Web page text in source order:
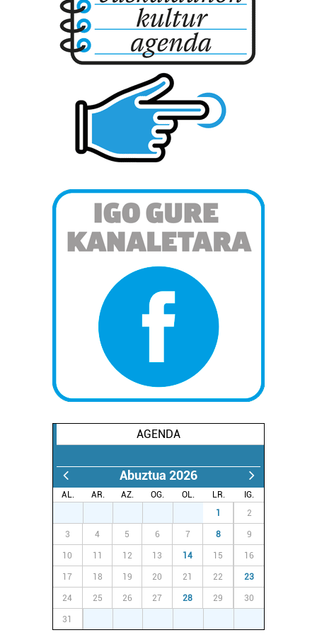
bazkideen zerrenda, beren ustez zein helburutarako
duten interes legitimoa eta horren aurka nola egin
dezakezun ikusteko.
Lortu zure datu pertsonalak prozesatzeko moduari
buruzko informazio gehiago eta ezarri zure lehentasunak
datuen atalean. Edozein unetan alda edo ken dezakezu
zure baimena Cookieen adierazpenean.
Webgune honek cookie propioak eta hirugarrenen cookie-
zerbitzuak hobetzeko asmoz, cookie teknologiaz
baliatzen gara. Ohar hau onartuz gero, teknologia hori
erabiltzeko baimen esplizitua ematen diguzu.Gehiago
AGENDA
Abuztua 2026
AL. AR. AZ. OG. OL. LR.
IG.
1 2
3 4 5 6 7 8 9
10 11 12 13 14 15 16
17 18 19 20 21 22 23
24 25 26 27 28 29 30
31